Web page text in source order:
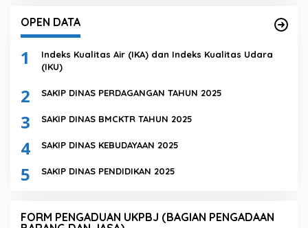
OPEN DATA
1
Indeks Kualitas Air (IKA) dan Indeks Kualitas Udara
(IKU)
2 SAKIP DINAS PERDAGANGAN TAHUN 2025
3 SAKIP DINAS BMCKTR TAHUN 2025
4 SAKIP DINAS KEBUDAYAAN 2025
5 SAKIP DINAS PENDIDIKAN 2025
FORM PENGADUAN UKPBJ (BAGIAN PENGADAAN